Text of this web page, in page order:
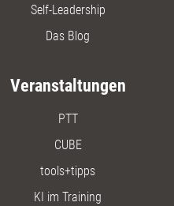
Self-Leadership
Das Blog
Veranstaltungen
PTT
CUBE
tools+tipps
KI im Training